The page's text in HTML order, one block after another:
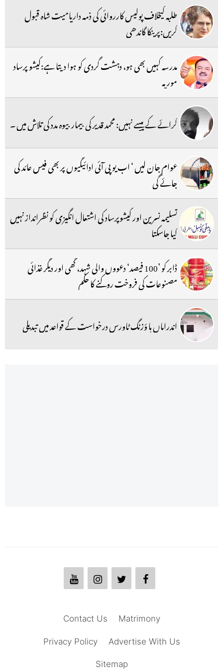
طلبہ کیخلاف پولیس کارروائی کی ذمہ داریامیت شاہ قبول
کریں:پرینکا گاندھی
مدرسہ کہیں بھی ہو، دہشت گردی کو ہوا دیتا ہے:کیشو پرساد
موریہ
کرائے کے پیسے نہیں: محمد قدیر کی بیمار بیوہ مدد کی تلاش میں ۔
عوام جان لیں ‘ اب یو پی آئی ادائیگیوں پر بھی فیس عائد کی
جائے گی
تسلیمہ نسرین اور کیشوپرساد کی اشتعال انگیزی کو نظرانداز نہیں
کیا جاسکتا
ڈابر کو ’100 فیصد‘ دعووں والی شہد، گھی اور دیگر غذائی
مصنوعات کی فروخت روکنے کا حکم
اندراماں ہا ؤزنگ ٹاورس درخواست کے قواعد میں تبدیلی
Matrimony
Contact Us
Advertise With Us
Privacy Policy
Sitemap